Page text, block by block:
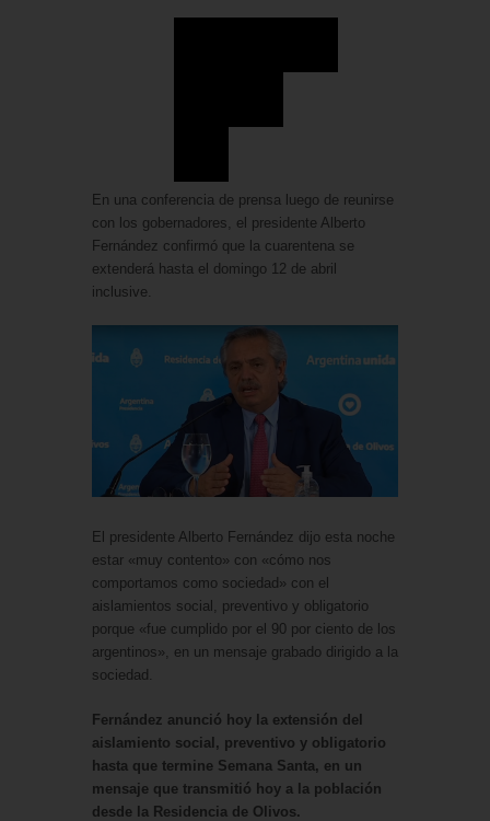
En una conferencia de prensa luego de reunirse
con los gobernadores, el presidente Alberto
Fernández confirmó que la cuarentena se
extenderá hasta el domingo 12 de abril
inclusive.
El presidente Alberto Fernández dijo esta noche
estar «muy contento» con «cómo nos
comportamos como sociedad» con el
aislamientos social, preventivo y obligatorio
porque «fue cumplido por el 90 por ciento de los
argentinos», en un mensaje grabado dirigido a la
sociedad.
Fernández anunció hoy la extensión del
aislamiento social, preventivo y obligatorio
hasta que termine Semana Santa, en un
mensaje que transmitió hoy a la población
desde la Residencia de Olivos.